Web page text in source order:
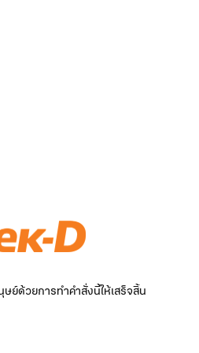
ย์ด้วยการทำคำสั่งนี้ให้เสร็จสิ้น